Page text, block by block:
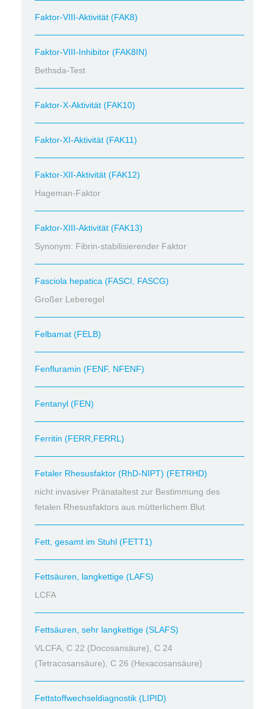
Faktor-VIII-Aktivität (FAK8)
Faktor-VIII-Inhibitor (FAK8IN)
Bethsda-Test
Faktor-X-Aktivität (FAK10)
Faktor-XI-Aktivität (FAK11)
Faktor-XII-Aktivität (FAK12)
Hageman-Faktor
Faktor-XIII-Aktivität (FAK13)
Synonym: Fibrin-stabilisierender Faktor
Fasciola hepatica (FASCI, FASCG)
Großer Leberegel
Felbamat (FELB)
Fenfluramin (FENF, NFENF)
Fentanyl (FEN)
Ferritin (FERR,FERRL)
Fetaler Rhesusfaktor (RhD-NIPT) (FETRHD)
nicht invasiver Pränataltest zur Bestimmung des
fetalen Rhesusfaktors aus mütterlichem Blut
Fett, gesamt im Stuhl (FETT1)
Fettsäuren, langkettige (LAFS)
LCFA
Fettsäuren, sehr langkettige (SLAFS)
VLCFA, C 22 (Docosansäure), C 24
(Tetracosansäure), C 26 (Hexacosansäure)
Fettstoffwechseldiagnostik (LIPID)